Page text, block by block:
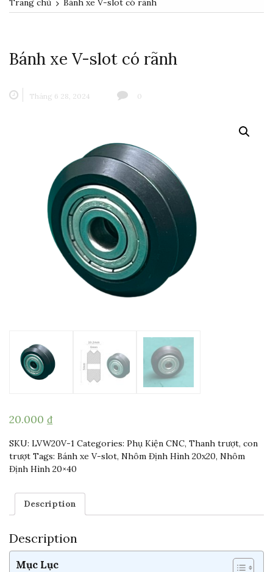
Bánh xe V-slot có rãnh
Tháng 6 28, 2024 0
20.000 ₫
SKU: LVW20V-1 Categories: Phụ Kiện CNC, Thanh trượt, con
trượt Tags: Bánh xe V-slot, Nhôm Định Hình 20x20, Nhôm
Định Hình 20×40
Description
Description
Mục Lục